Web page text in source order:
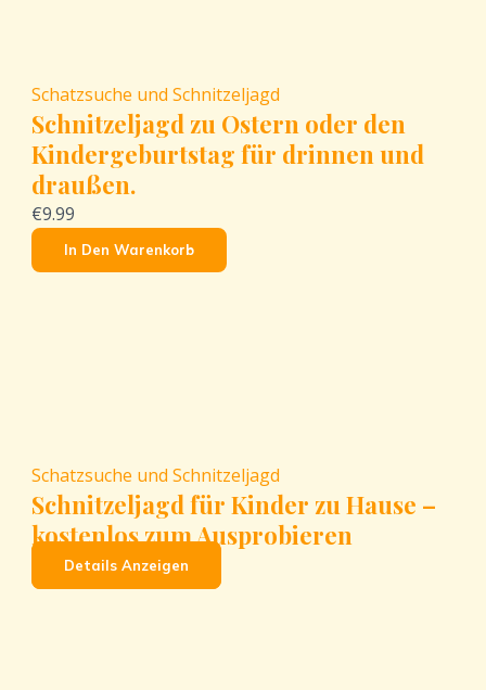
Schatzsuche und Schnitzeljagd
Schnitzeljagd zu Ostern oder den
Kindergeburtstag für drinnen und
draußen.
€9.99
In Den Warenkorb
Schatzsuche und Schnitzeljagd
Schnitzeljagd für Kinder zu Hause –
kostenlos zum Ausprobieren
Details Anzeigen